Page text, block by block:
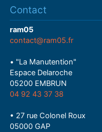
Contact
ram05
contact@ram05.fr
• "La Manutention"
Espace Delaroche
05200 EMBRUN
04 92 43 37 38
• 27 rue Colonel Roux
05000 GAP